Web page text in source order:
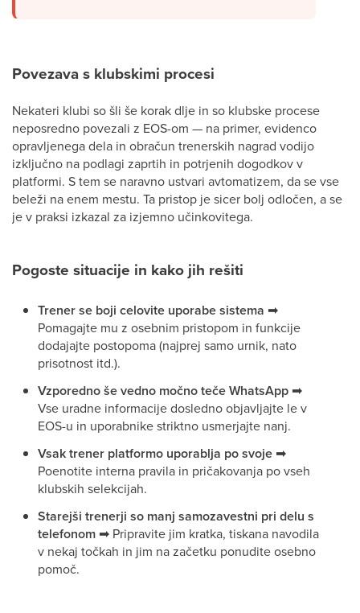
Povezava s klubskimi procesi
Nekateri klubi so šli še korak dlje in so klubske procese
neposredno povezali z EOS-om — na primer, evidenco
opravljenega dela in obračun trenerskih nagrad vodijo
izključno na podlagi zaprtih in potrjenih dogodkov v
platformi. S tem se naravno ustvari avtomatizem, da se vse
beleži na enem mestu. Ta pristop je sicer bolj odločen, a se
je v praksi izkazal za izjemno učinkovitega.
Pogoste situacije in kako jih rešiti
Trener se boji celovite uporabe sistema ➡
Pomagajte mu z osebnim pristopom in funkcije
dodajajte postopoma (najprej samo urnik, nato
prisotnost itd.).
Vzporedno še vedno močno teče WhatsApp ➡
Vse uradne informacije dosledno objavljajte le v
EOS-u in uporabnike striktno usmerjajte nanj.
Vsak trener platformo uporablja po svoje ➡
Poenotite interna pravila in pričakovanja po vseh
klubskih selekcijah.
Starejši trenerji so manj samozavestni pri delu s
telefonom ➡ Pripravite jim kratka, tiskana navodila
v nekaj točkah in jim na začetku ponudite osebno
pomoč.